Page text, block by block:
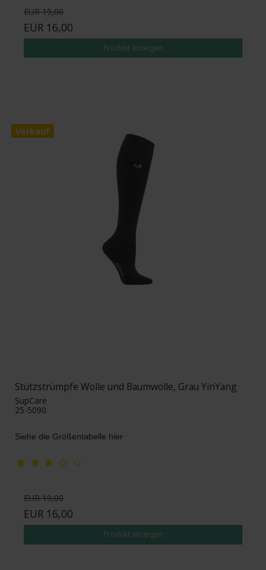
EUR 19,00
EUR 16,00
Produkt anzeigen
Verkauf
Stützstrümpfe Wolle und Baumwolle, Grau YinYang
SupCare
25-5090
Siehe die Größentabelle hier
EUR 19,00
EUR 16,00
Produkt anzeigen